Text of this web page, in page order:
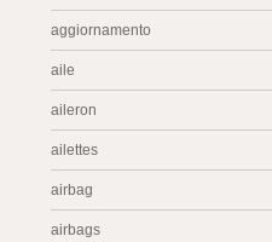
aggiornamento
aile
aileron
ailettes
airbag
airbags